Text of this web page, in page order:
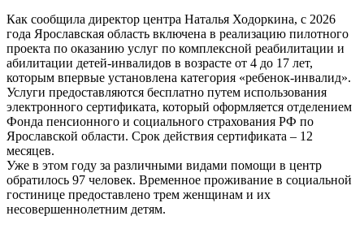
Как сообщила директор центра Наталья Ходоркина, с 2026
года Ярославская область включена в реализацию пилотного
проекта по оказанию услуг по комплексной реабилитации и
абилитации детей-инвалидов в возрасте от 4 до 17 лет,
которым впервые установлена категория «ребенок-инвалид».
Услуги предоставляются бесплатно путем использования
электронного сертификата, который оформляется отделением
Фонда пенсионного и социального страхования РФ по
Ярославской области. Срок действия сертификата – 12
месяцев.
Уже в этом году за различными видами помощи в центр
обратилось 97 человек. Временное проживание в социальной
гостинице предоставлено трем женщинам и их
несовершеннолетним детям.